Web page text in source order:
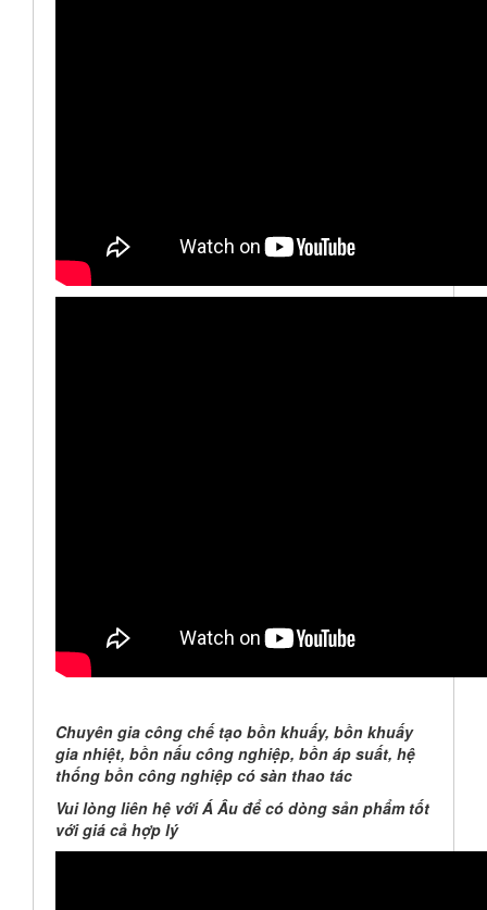
Chuyên gia công chế tạo bồn khuấy, bồn khuấy
gia nhiệt, bồn nấu công nghiệp, bồn áp suất, hệ
thống bồn công nghiệp có sàn thao tác
Vui lòng liên hệ với Á Âu để có dòng sản phẩm tốt
với giá cả hợp lý